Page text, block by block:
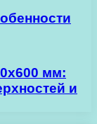
мм:
и